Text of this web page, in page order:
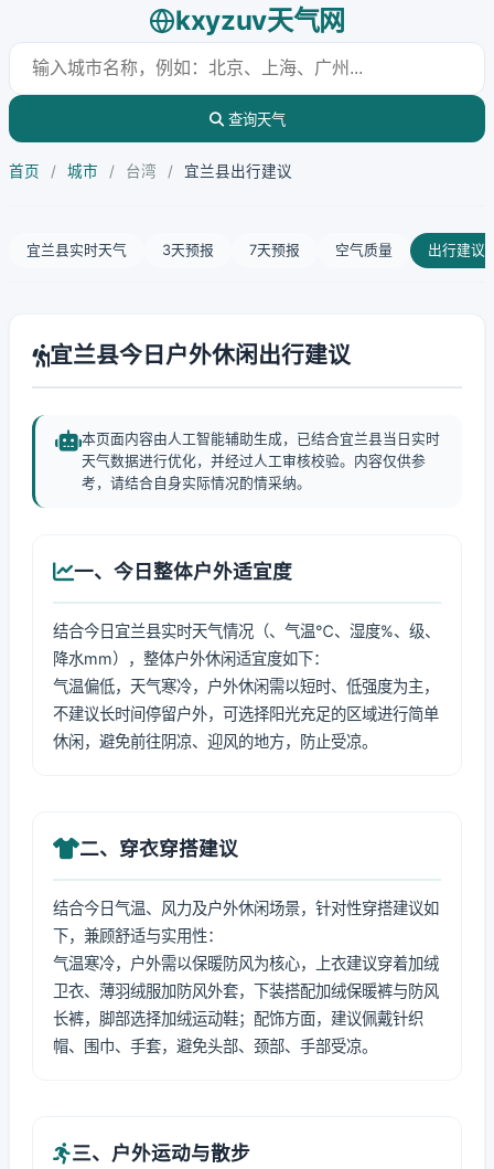
kxyzuv天气网
查询天气
首页 / 城市 / 台湾 / 宜兰县出行建议
宜兰县实时天气 3天预报 7天预报 空气质量 出行建议
宜兰县今日户外休闲出行建议
本页面内容由人工智能辅助生成，已结合宜兰县当日实时
天气数据进行优化，并经过人工审核校验。内容仅供参
考，请结合自身实际情况酌情采纳。
一、今日整体户外适宜度
结合今日宜兰县实时天气情况（、气温℃、湿度%、级、
降水mm），整体户外休闲适宜度如下：
气温偏低，天气寒冷，户外休闲需以短时、低强度为主，
不建议长时间停留户外，可选择阳光充足的区域进行简单
休闲，避免前往阴凉、迎风的地方，防止受凉。
二、穿衣穿搭建议
结合今日气温、风力及户外休闲场景，针对性穿搭建议如
下，兼顾舒适与实用性：
气温寒冷，户外需以保暖防风为核心，上衣建议穿着加绒
卫衣、薄羽绒服加防风外套，下装搭配加绒保暖裤与防风
长裤，脚部选择加绒运动鞋；配饰方面，建议佩戴针织
帽、围巾、手套，避免头部、颈部、手部受凉。
三、户外运动与散步